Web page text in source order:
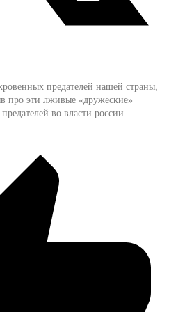
предателей нашей страны,
про эти лживые «дружеские»
во власти россии